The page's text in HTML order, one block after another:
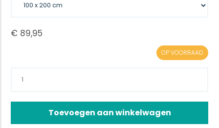
OP VOORRAAD
Toevoegen aan winkelwagen